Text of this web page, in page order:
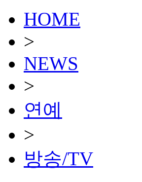
HOME
>
NEWS
>
연예
>
방송/TV